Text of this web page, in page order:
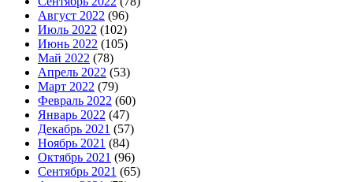
Август 2022 (96)
Июль 2022 (102)
Июнь 2022 (105)
Май 2022 (78)
Апрель 2022 (53)
Март 2022 (79)
Февраль 2022 (60)
Январь 2022 (47)
Декабрь 2021 (57)
Ноябрь 2021 (84)
Октябрь 2021 (96)
Сентябрь 2021 (65)